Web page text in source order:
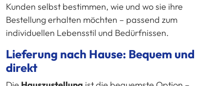
Kunden selbst bestimmen, wie und wo sie ihre
Bestellung erhalten möchten – passend zum
individuellen Lebensstil und Bedürfnissen.
Lieferung nach Hause: Bequem und
direkt